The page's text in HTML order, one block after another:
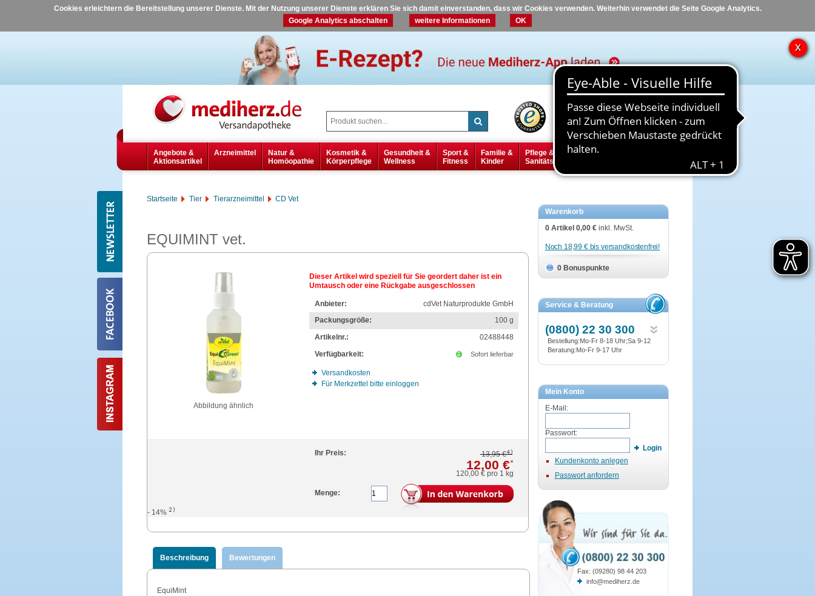
Cookies erleichtern die Bereitstellung unserer Dienste. Mit der Nutzung unserer Dienste erklären Sie sich damit einverstanden, dass wir Cookies verwenden. Weiterhin verwendet die Seite Google Analytics.
Google Analytics abschalten
weitere Informationen OK
Hilfe Kontakt
Angebote &
Aktionsartikel
Arzneimittel
Natur &
Homöopathie
Kosmetik &
Körperpflege
Gesundheit &
Wellness
Sport &
Fitness
Familie &
Kinder
Pflege &
Sanitätsbedarf
Diabetes
Startseite Tier Tierarzneimittel CD Vet
EQUIMINT vet.
Abbildung ähnlich
Dieser Artikel wird speziell für Sie geordert daher ist ein
Umtausch oder eine Rückgabe ausgeschlossen
Anbieter:
cdVet Naturprodukte GmbH
Packungsgröße:
100 g
Artikelnr.:
02488448
Verfügbarkeit:
Sofort lieferbar
Versandkosten
Für Merkzettel bitte einloggen
Ihr Preis: 13,95 €4)
12,00 €*
120,00 €pro 1 kg
Menge:
- 14% 2)
Beschreibung Bewertungen
EquiMint
Warenkorb
0 Artikel 0,00 € inkl. MwSt.
Noch 18,99 € bis versandkostenfrei!
0 Bonuspunkte
Service & Beratung
(0800) 22 30 300
Bestellung:Mo-Fr 8-18 Uhr;Sa 9-12
Beratung:Mo-Fr 9-17 Uhr
Mein Konto
E-Mail:
Passwort:
Login
Kundenkonto anlegen
Passwort anfordern
Fax: (09280) 98 44 203
info@mediherz.de